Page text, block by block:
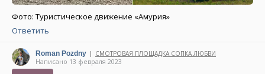
Фото: Туристическое движение «Амурия»
Ответить
Roman Pozdny | СМОТРОВАЯ ПЛОЩАДКА СОПКА ЛЮБВИ
Написано 13 февраля 2023